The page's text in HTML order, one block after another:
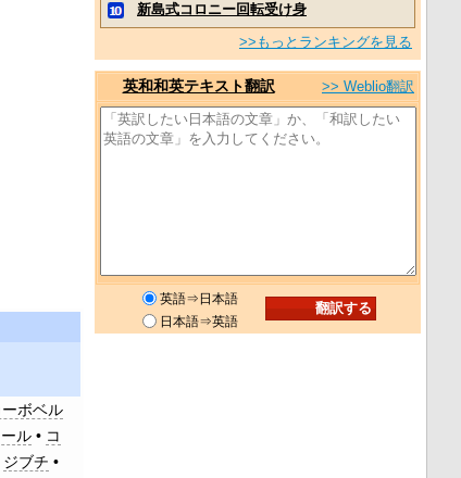
ーボベル
ル • コ
ジブチ •
新島式コロニー回転受け身
>>もっとランキングを見る
英和和英テキスト翻訳 >> Weblio翻訳
英語⇒日本語
日本語⇒英語